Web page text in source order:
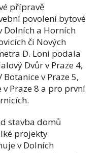
přípravě
povolení bytové
Dolních a Horních
či Nových
D. Loni podala
Dvůr v Praze 4,
v Praze 5,
Praze 8 a pro první
stavba domů
projekty
v Dolních